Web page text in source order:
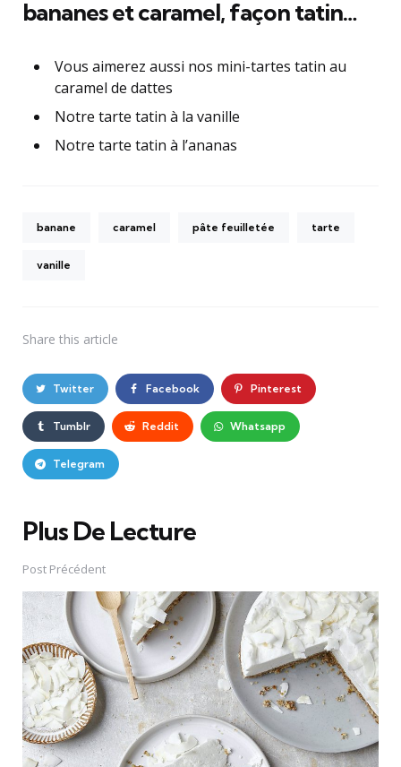
bananes et caramel, façon tatin…
Vous aimerez aussi nos mini-tartes tatin au
caramel de dattes
Notre tarte tatin à la vanille
Notre tarte tatin à l’ananas
banane caramel pâte feuilletée tarte
vanille
Share this article
Twitter Facebook Pinterest
Tumblr Reddit Whatsapp
Telegram
Plus De Lecture
Post
navigation
Post Précédent